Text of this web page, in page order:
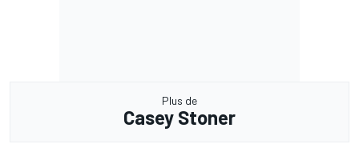
Plus de
Casey Stoner